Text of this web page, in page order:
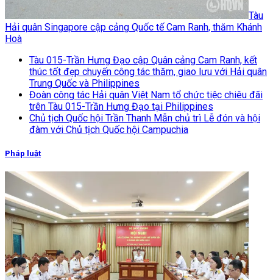
Tàu
Hải quân Singapore cập cảng Quốc tế Cam Ranh, thăm Khánh
Hoà
Tàu 015-Trần Hưng Đạo cập Quân cảng Cam Ranh, kết
thúc tốt đẹp chuyến công tác thăm, giao lưu với Hải quân
Trung Quốc và Philippines
Đoàn công tác Hải quân Việt Nam tổ chức tiệc chiêu đãi
trên Tàu 015-Trần Hưng Đạo tại Philippines
Chủ tịch Quốc hội Trần Thanh Mẫn chủ trì Lễ đón và hội
đàm với Chủ tịch Quốc hội Campuchia
Pháp luật